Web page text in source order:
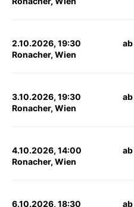
2.10.2026, 19:30
Ronacher, Wien
3.10.2026, 19:30
Ronacher, Wien
4.10.2026, 14:00
Ronacher, Wien
6.10.2026, 18:30